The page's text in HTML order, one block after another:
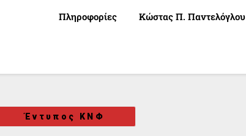
Πληροφορίες Κώστας Π. Παντελόγλου
Έντυπος ΚΝΦ